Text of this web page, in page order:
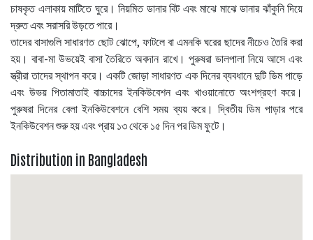
চাষকৃত এলাকায় মাটিতে ঘুরে। নিয়মিত ডানার বিট এবং মাঝে মাঝে ডানার ঝাঁকুনি দিয়ে
দ্রুত এবং সরাসরি উড়তে পারে।
তাদের বাসাগুলি সাধারণত ছোট ঝোপে, ফাটলে বা এমনকি ঘরের ছাদের নীচেও তৈরি করা
হয়। বাবা-মা উভয়েই বাসা তৈরিতে অবদান রাখে। পুরুষরা ডালপালা নিয়ে আসে এবং
স্ত্রীরা তাদের স্থাপন করে। একটি জোড়া সাধারণত এক দিনের ব্যবধানে দুটি ডিম পাড়ে
এবং উভয় পিতামাতাই বাচ্চাদের ইনকিউবেশন এবং খাওয়ানোতে অংশগ্রহণ করে।
পুরুষরা দিনের বেলা ইনকিউবেশনে বেশি সময় ব্যয় করে। দ্বিতীয় ডিম পাড়ার পরে
ইনকিউবেশন শুরু হয় এবং প্রায় ১৩ থেকে ১৫ দিন পর ডিম ফুটে।
Distribution in Bangladesh